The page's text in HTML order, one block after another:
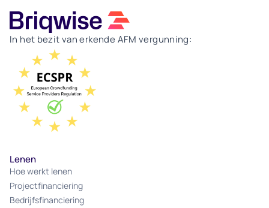
die past bij zijn doel: snelle en flexibele
financiering.
In het bezit van erkende AFM vergunning:
Lenen
Hoe werkt lenen
Projectfinanciering
Bedrijfsfinanciering